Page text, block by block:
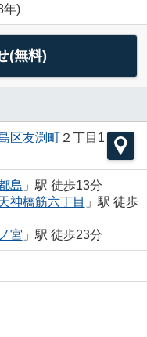
年)
(無料)
区友渕町２丁目1
島 」駅 徒歩13分
神橋筋六丁目 」駅 徒歩
宮 」駅 徒歩23分